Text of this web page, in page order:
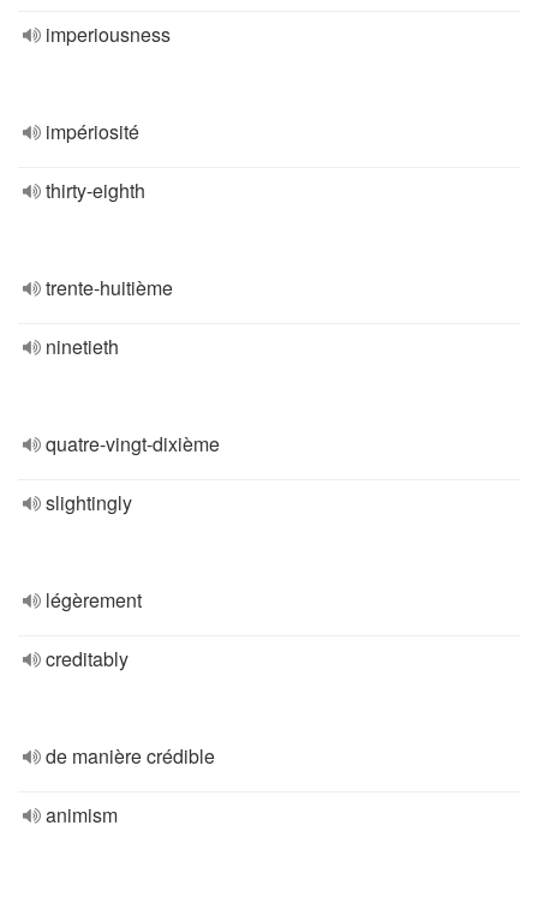
imperiousness
impériosité
thirty-eighth
trente-huitième
ninetieth
quatre-vingt-dixième
slightingly
légèrement
creditably
de manière crédible
animism